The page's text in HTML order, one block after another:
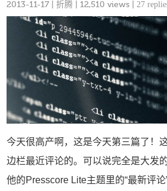
2013-11-17 |折腾 | 12,510 views |27
今天很高产啊，这是今天第三篇了！
边栏最近评论的。可以说完全是大发
他的Presscore Lite主题里的“最新评